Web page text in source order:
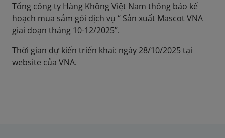
Tổng công ty Hàng Không Việt Nam thông báo kế
hoạch mua sắm gói dịch vụ “ Sản xuất Mascot VNA
giai đoạn tháng 10-12/2025”.
Thời gian dự kiến triển khai: ngày 28/10/2025 tại
website của VNA.